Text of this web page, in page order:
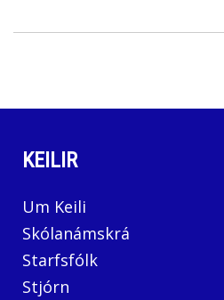
KEILIR
Um Keili
Skólanámskrá
Starfsfólk
Stjórn